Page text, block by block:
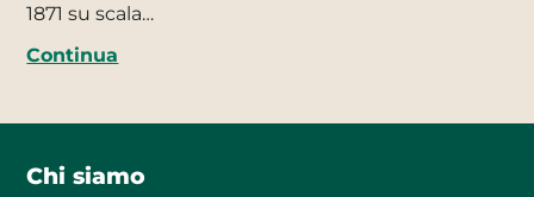
1871 su scala…
Continua
Chi siamo